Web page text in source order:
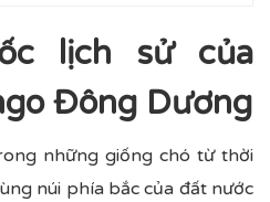
lịch sử của
Đông Dương
những giống chó từ thời
núi phía bắc của đất nước